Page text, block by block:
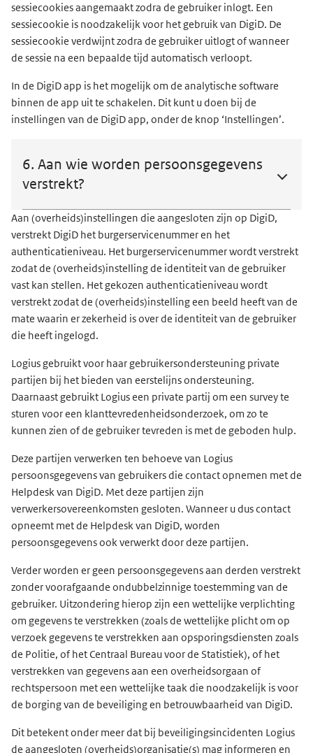
sessiecookies aangemaakt zodra de gebruiker inlogt. Een
sessiecookie is noodzakelijk voor het gebruik van DigiD. De
sessiecookie verdwijnt zodra de gebruiker uitlogt of wanneer
de sessie na een bepaalde tijd automatisch verloopt.
In de DigiD app is het mogelijk om de analytische software
binnen de app uit te schakelen. Dit kunt u doen bij de
instellingen van de DigiD app, onder de knop ‘Instellingen’.
6. Aan wie worden persoonsgegevens
verstrekt?
Aan (overheids)instellingen die aangesloten zijn op DigiD,
verstrekt DigiD het burgerservicenummer en het
authenticatieniveau. Het burgerservicenummer wordt verstrekt
zodat de (overheids)instelling de identiteit van de gebruiker
vast kan stellen. Het gekozen authenticatieniveau wordt
verstrekt zodat de (overheids)instelling een beeld heeft van de
mate waarin er zekerheid is over de identiteit van de gebruiker
die heeft ingelogd.
Logius gebruikt voor haar gebruikersondersteuning private
partijen bij het bieden van eerstelijns ondersteuning.
Daarnaast gebruikt Logius een private partij om een survey te
sturen voor een klanttevredenheidsonderzoek, om zo te
kunnen zien of de gebruiker tevreden is met de geboden hulp.
Deze partijen verwerken ten behoeve van Logius
persoonsgegevens van gebruikers die contact opnemen met de
Helpdesk van DigiD. Met deze partijen zijn
verwerkersovereenkomsten gesloten. Wanneer u dus contact
opneemt met de Helpdesk van DigiD, worden
persoonsgegevens ook verwerkt door deze partijen.
Verder worden er geen persoonsgegevens aan derden verstrekt
zonder voorafgaande ondubbelzinnige toestemming van de
gebruiker. Uitzondering hierop zijn een wettelijke verplichting
om gegevens te verstrekken (zoals de wettelijke plicht om op
verzoek gegevens te verstrekken aan opsporingsdiensten zoals
de Politie, of het Centraal Bureau voor de Statistiek), of het
verstrekken van gegevens aan een overheidsorgaan of
rechtspersoon met een wettelijke taak die noodzakelijk is voor
de borging van de beveiliging en betrouwbaarheid van DigiD.
Dit betekent onder meer dat bij beveiligingsincidenten Logius
de aangesloten (overheids)organisatie(s) mag informeren en